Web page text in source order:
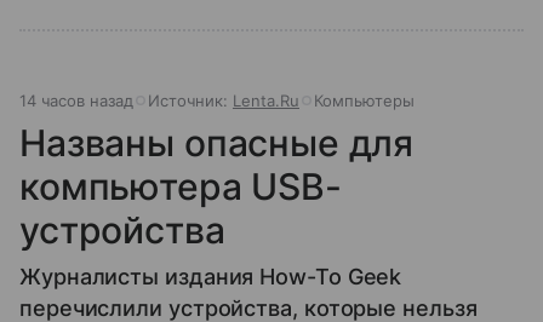
14 часов назад Источник: Lenta.Ru Компьютеры
Названы опасные для
компьютера USB-
устройства
Журналисты издания How-To Geek
перечислили устройства, которые нельзя